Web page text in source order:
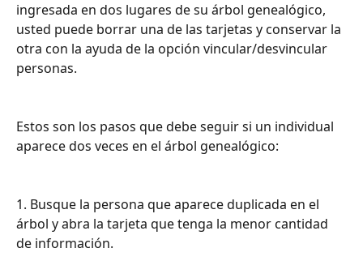
ingresada en dos lugares de su árbol genealógico,
usted puede borrar una de las tarjetas y conservar la
otra con la ayuda de la opción vincular/desvincular
personas.
Estos son los pasos que debe seguir si un individual
aparece dos veces en el árbol genealógico:
1. Busque la persona que aparece duplicada en el
árbol y abra la tarjeta que tenga la menor cantidad
de información.